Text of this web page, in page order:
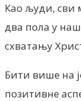
Као људи, сви
два пола у
схватању
Бити више на
позитивне